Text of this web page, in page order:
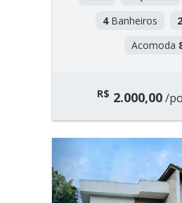
4Banheiros 2
Acomoda
R$ 2.000,00/